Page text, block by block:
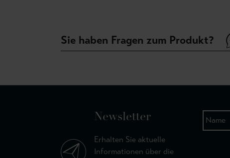
Sie haben Fragen zum Produkt?
Newsletter
Erhalten Sie aktuelle
Informationen über die